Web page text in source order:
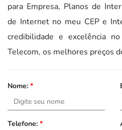
para Empresa, Planos de
de Internet no meu CEP e
credibilidade e excelência
Telecom, os melhores preços
Nome: *
Telefone: *